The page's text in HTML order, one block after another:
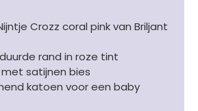
Crozz coral pink van Briljant
rand in roze tint
met satijnen bies
katoen voor een baby